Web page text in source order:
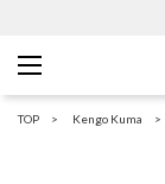
TOP Kengo Kuma